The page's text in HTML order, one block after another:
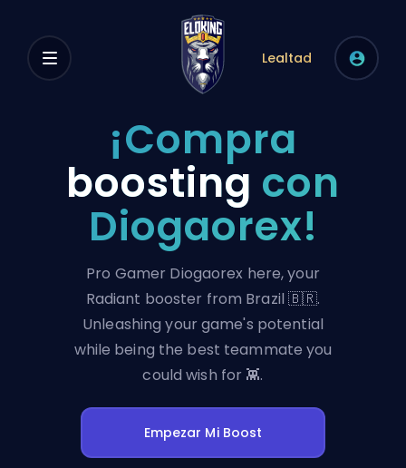
Lealtad
¡Compra
boosting con
Diogaorex!
Pro Gamer Diogaorex here, your
Radiant booster from Brazil 🇧🇷.
Unleashing your game's potential
while being the best teammate you
could wish for 👾.
Empezar Mi Boost